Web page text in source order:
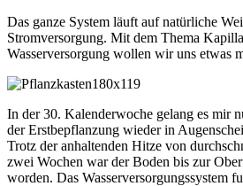
Das ganze System läuft auf natürliche
Stromversorgung. Mit dem Thema
Wasserversorgung wollen wir uns etwas
In der 30. Kalenderwoche gelang es mir
der Erstbepflanzung wieder in
Trotz der anhaltenden Hitze von
zwei Wochen war der Boden bis zur
worden. Das Wasserversorgungssystem